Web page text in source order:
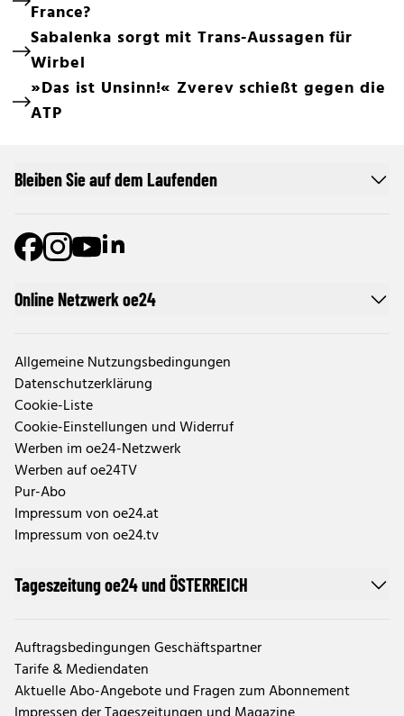
France?
Sabalenka sorgt mit Trans-Aussagen für
Wirbel
»Das ist Unsinn!« Zverev schießt gegen die
ATP
Online Netzwerk oe24
Allgemeine Nutzungsbedingungen
Datenschutzerklärung
Cookie-Liste
Cookie-Einstellungen und Widerruf
Werben im oe24-Netzwerk
Werben auf oe24TV
Pur-Abo
Impressum von oe24.at
Impressum von oe24.tv
Tageszeitung oe24 und ÖSTERREICH
Auftragsbedingungen Geschäftspartner
Tarife & Mediendaten
Aktuelle Abo-Angebote und Fragen zum Abonnement
Bleiben Sie auf dem Laufenden